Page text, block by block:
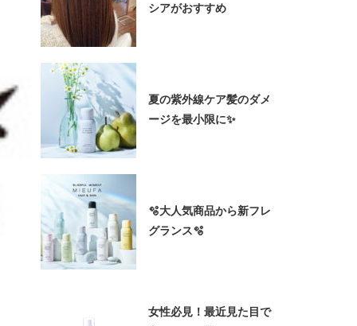
シアがおすすめ
夏の紫外線ケア髪のダメ
ージを最小限に✨
🫧大人気商品から新フレ
グランス🫧
女性必見！最近見た目で